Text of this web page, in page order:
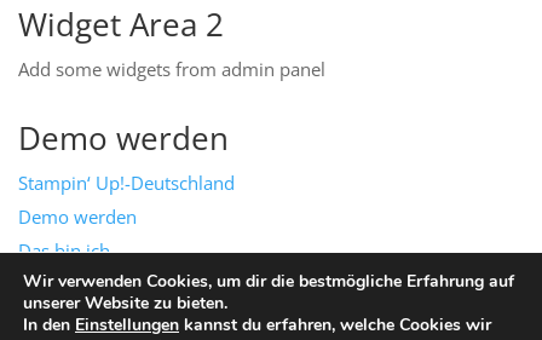
Wir verwenden Cookies, um dir die bestmögliche Erfahrung auf
unserer Website zu bieten.
In den Einstellungen kannst du erfahren, welche Cookies wir
Widget Area 2
Add some widgets from admin panel
Demo werden
Stampin‘ Up!-Deutschland
Demo werden
Das bin ich
Mein Team
Impressum & Datenschutz